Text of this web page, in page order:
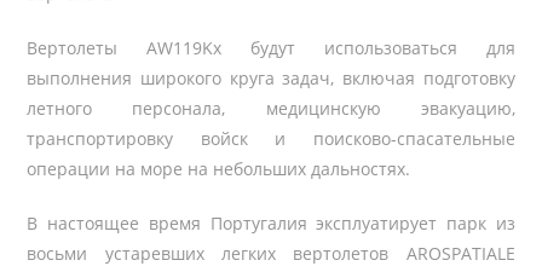
Вертолеты AW119Kx будут использоваться для
выполнения широкого круга задач, включая подготовку
летного персонала, медицинскую эвакуацию,
транспортировку войск и поисково-спасательные
операции на море на небольших дальностях.
В настоящее время Португалия эксплуатирует парк из
восьми устаревших легких вертолетов AROSPATIALE